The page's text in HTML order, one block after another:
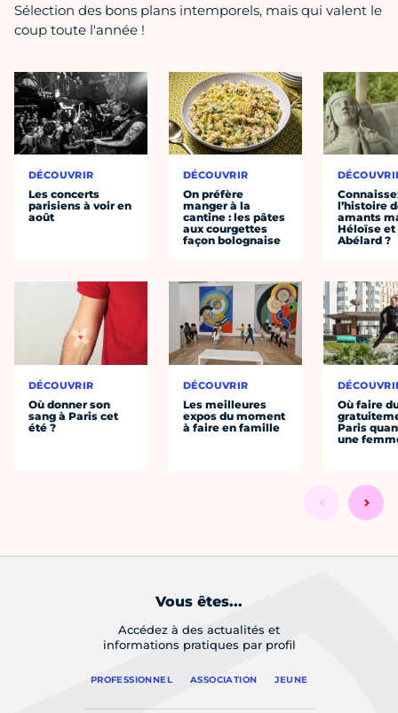
Sélection des bons plans intemporels, mais qui valent le
coup toute l'année !
DÉCOUVRIR
Les concerts
parisiens à voir en
août
DÉCOUVRIR
Où donner son
sang à Paris cet
été ?
DÉCOUVRIR
On préfère
manger à la
cantine : les pâtes
aux courgettes
façon bolognaise
DÉCOUVRIR
Les meilleures
expos du moment
à faire en famille
l’histoire
amants
Héloïse et
Abélard ?
Où faire
Paris
une
Vous êtes...
Accédez à des actualités et
informations pratiques par profil
PROFESSIONNEL ASSOCIATION JEUNE